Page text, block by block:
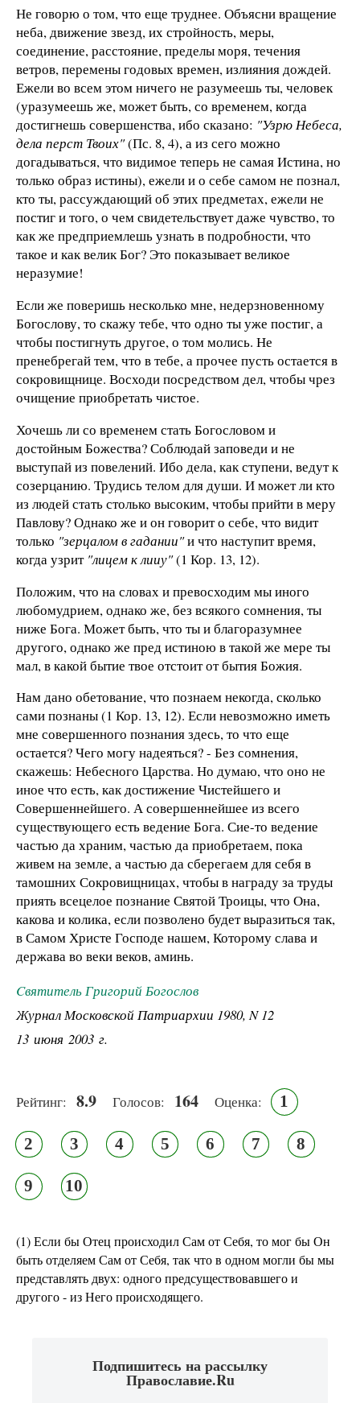
Не говорю о том, что еще труднее. Объясни вращение
неба, движение звезд, их стройность, меры,
соединение, расстояние, пределы моря, течения
ветров, перемены годовых времен, излияния дождей.
Ежели во всем этом ничего не разумеешь ты, человек
(уразумеешь же, может быть, со временем, когда
достигнешь совершенства, ибо сказано: "Узрю Небеса,
дела перст Твоих"(Пс. 8, 4), а из сего можно
догадываться, что видимое теперь не самая Истина, но
только образ истины), ежели и о себе самом не познал,
кто ты, рассуждающий об этих предметах, ежели не
постиг и того, о чем свидетельствует даже чувство, то
как же предприемлешь узнать в подробности, что
такое и как велик Бог? Это показывает великое
неразумие!
Если же поверишь несколько мне, недерзновенному
Богослову, то скажу тебе, что одно ты уже постиг, а
чтобы постигнуть другое, о том молись. Не
пренебрегай тем, что в тебе, а прочее пусть остается в
сокровищнице. Восходи посредством дел, чтобы чрез
очищение приобретать чистое.
Хочешь ли со временем стать Богословом и
достойным Божества? Соблюдай заповеди и не
выступай из повелений. Ибо дела, как ступени, ведут к
созерцанию. Трудись телом для души. И может ли кто
из людей стать столько высоким, чтобы прийти в меру
Павлову? Однако же и он говорит о себе, что видит
только "зерцалом в гадании"и что наступит время,
когда узрит "лицем к лииу"(1 Кор. 13, 12).
Положим, что на словах и превосходим мы иного
любомудрием, однако же, без всякого сомнения, ты
ниже Бога. Может быть, что ты и благоразумнее
другого, однако же пред истиною в такой же мере ты
мал, в какой бытие твое отстоит от бытия Божия.
Нам дано обетование, что познаем некогда, сколько
сами познаны (1 Кор. 13, 12). Если невозможно иметь
мне совершенного познания здесь, то что еще
остается? Чего могу надеяться? - Без сомнения,
скажешь: Небесного Царства. Но думаю, что оно не
иное что есть, как достижение Чистейшего и
Совершеннейшего. А совершеннейшее из всего
существующего есть ведение Бога. Сие-то ведение
частью да храним, частью да приобретаем, пока
живем на земле, а частью да сберегаем для себя в
тамошних Сокровищницах, чтобы в награду за труды
приять всецелое познание Святой Троицы, что Она,
какова и колика, если позволено будет выразиться так,
в Самом Христе Господе нашем, Которому слава и
держава во веки веков, аминь.
Cвятитель Григорий Богослов
Журнал Московской Патриархии 1980, N 12
13 июня 2003 г.
Рейтинг: 8.9 Голосов: 164 Оценка: 1
2 3 4 5 6 7 8
9 10
(1) Если бы Отец происходил Сам от Себя, то мог бы Он
быть отделяем Сам от Себя, так что в одном могли бы мы
представлять двух: одного предсуществовавшего и
другого - из Него происходящего.
Подпишитесь на рассылку
Православие.Ru